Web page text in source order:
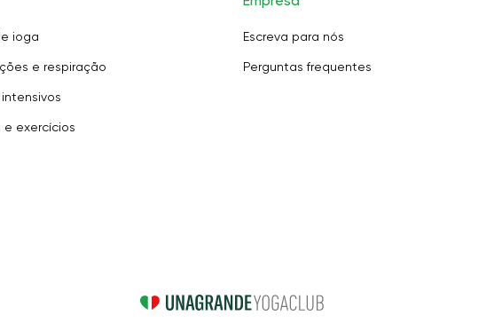
ioga
e respiração
e exercícios
Escreva para nós
Perguntas frequentes